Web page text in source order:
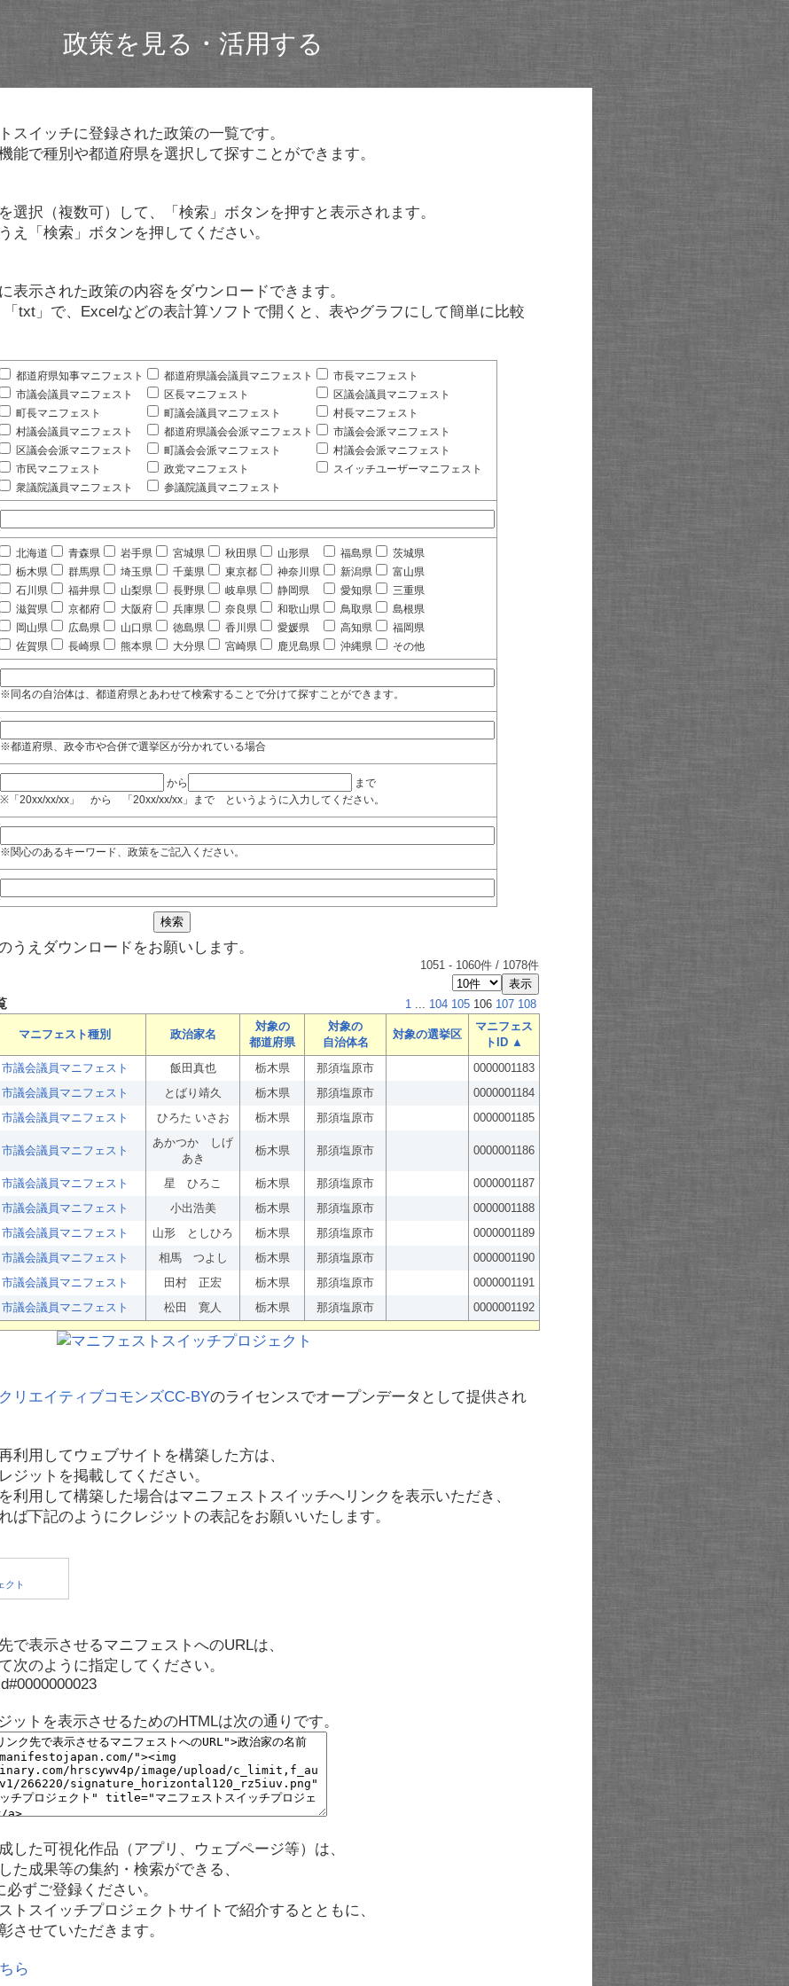
政策を見る・活用する
スイッチに登録された政策の一覧です。
能で種別や都道府県を選択して探すことができます。
選択（複数可）して、「検索」ボタンを押すと表示されます。
え「検索」ボタンを押してください。
表示された政策の内容をダウンロードできます。
txt」で、Excelなどの表計算ソフトで開くと、表やグラフにして簡単に比較
都道府県知事マニフェスト 都道府県議会議員マニフェスト
市長マニフェスト
市議会議員マニフェスト
区長マニフェスト
区議会議員マニフェスト
町長マニフェスト
町議会議員マニフェスト
村長マニフェスト
村議会議員マニフェスト
都道府県議会会派マニフェスト
市議会会派マニフェスト
区議会会派マニフェスト
町議会会派マニフェスト
村議会会派マニフェスト
市民マニフェスト
政党マニフェスト
スイッチユーザーマニフェスト
衆議院議員マニフェスト
参議院議員マニフェスト
北海道 青森県 岩手県 宮城県 秋田県 山形県 福島県
茨城県
栃木県
群馬県 埼玉県 千葉県 東京都 神奈川県 新潟県
富山県
石川県
福井県 山梨県 長野県 岐阜県 静岡県 愛知県
三重県
滋賀県
京都府 大阪府 兵庫県 奈良県 和歌山県 鳥取県
島根県
岡山県
広島県 山口県 徳島県 香川県 愛媛県 高知県
福岡県
佐賀県
長崎県 熊本県 大分県 宮崎県 鹿児島県 沖縄県 その他
※同名の自治体は、都道府県とあわせて検索することで分けて探すことができます。
※都道府県、政令市や合併で選挙区が分かれている場合
から
まで
※「20xx/xx/xx」 から 「20xx/xx/xx」まで というように入力してください。
※関心のあるキーワード、政策をご記入ください。
うえダウンロードをお願いします。
1051 - 1060件 / 1078件
1 ... 104 105 106 107 108
マニフェスト種別 政治家名
対象の
都道府県
対象の
自治体名
対象の選挙区
マニフェス
トID ▲
市議会議員マニフェスト 飯田真也 栃木県 那須塩原市
0000001183
市議会議員マニフェスト とばり靖久 栃木県 那須塩原市
0000001184
市議会議員マニフェスト ひろた いさお 栃木県 那須塩原市 0000001185
市議会議員マニフェスト
あかつか しげ
あき
栃木県 那須塩原市 0000001186
市議会議員マニフェスト 星 ひろこ 栃木県 那須塩原市
0000001187
市議会議員マニフェスト 小出浩美 栃木県 那須塩原市
0000001188
市議会議員マニフェスト 山形 としひろ 栃木県 那須塩原市
0000001189
市議会議員マニフェスト 相馬 つよし 栃木県 那須塩原市
0000001190
市議会議員マニフェスト 田村 正宏 栃木県 那須塩原市
0000001191
市議会議員マニフェスト 松田 寛人 栃木県 那須塩原市 0000001192
クリエイティブコモンズCC-BYのライセンスでオープンデータとして提供され
利用してウェブサイトを構築した方は、
ジットを掲載してください。
利用して構築した場合はマニフェストスイッチへリンクを表示いただき、
ば下記のようにクレジットの表記をお願いいたします。
で表示させるマニフェストへのURLは、
次のように指定してください。
ットを表示させるためのHTMLは次の通りです。
した可視化作品（アプリ、ウェブページ等）は、
た成果等の集約・検索ができる、
必ずご登録ください。
トスイッチプロジェクトサイトで紹介するとともに、
させていただきます。
ら